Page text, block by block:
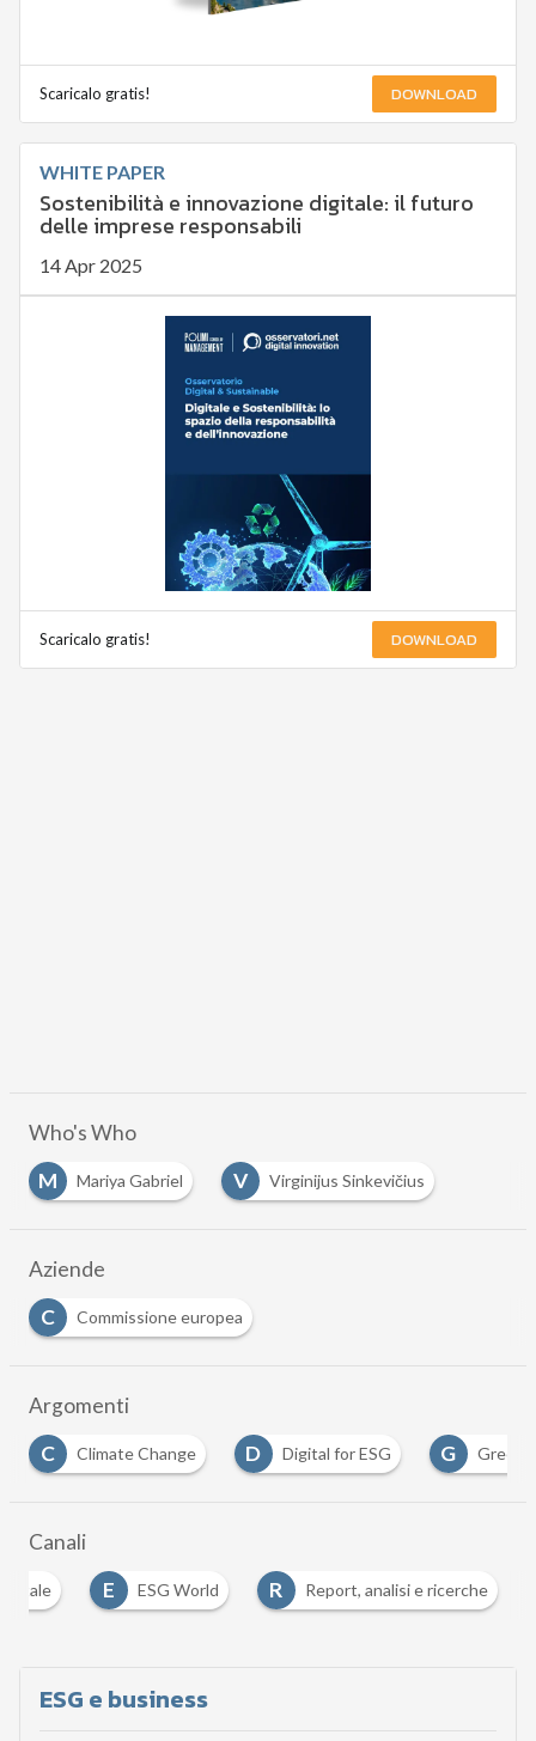
Scaricalo gratis! DOWNLOAD
WHITE PAPER
Sostenibilità e innovazione digitale: il futuro
delle imprese responsabili
14 Apr 2025
Scaricalo gratis! DOWNLOAD
Who's Who
M
Mariya Gabriel V Virginijus Sinkevičius
Aziende
C
Commissione europea
Argomenti
D
Digital for ESG G Green Deal
report
Canali
E ESG World R Report, analisi e ricerche
ESG e business